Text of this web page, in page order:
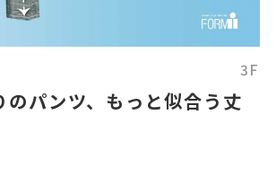
3F
のパンツ、もっと似合う丈